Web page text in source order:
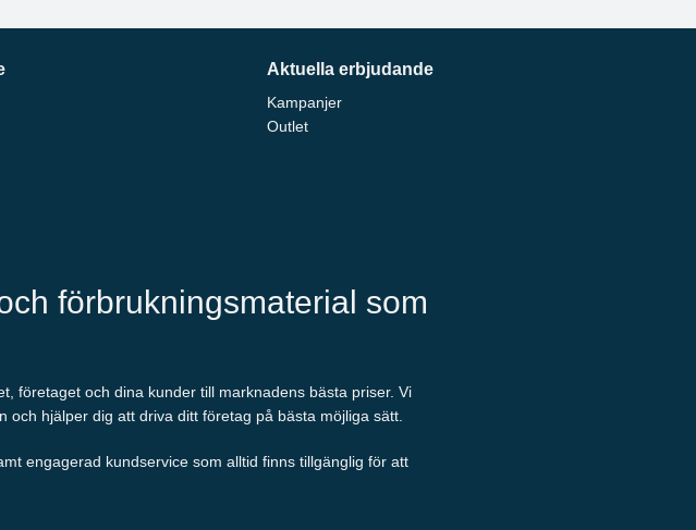
Aktuella erbjudande
Kampanjer
Outlet
förbrukningsmaterial som
företaget och dina kunder till marknadens bästa priser. Vi
hjälper dig att driva ditt företag på bästa möjliga sätt.
engagerad kundservice som alltid finns tillgänglig för att